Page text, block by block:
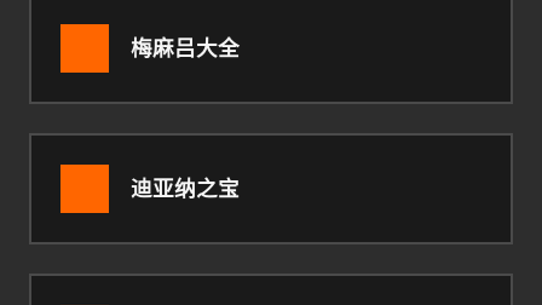
梅麻吕大全
迪亚纳之宝